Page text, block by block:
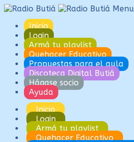
Ir
navegación
Ir
contenido
Menu
Inicio
Login
Armá tu playlist
Quehacer Educativo
Propuestas para el aula
Discoteca Digital Butiá
Hágase socio
Ayuda
Inicio
Login
Armá tu playlist
Quehacer Educativo